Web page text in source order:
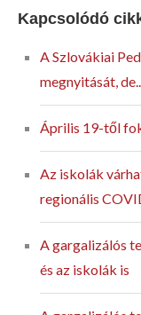
Kapcsolódó
A Szlovákiai
megnyitását,
Április 19-től
Az iskolák
regionális
A gargalizálós
és az iskolák is